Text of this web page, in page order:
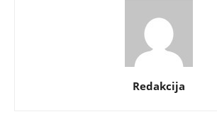
Redakcija